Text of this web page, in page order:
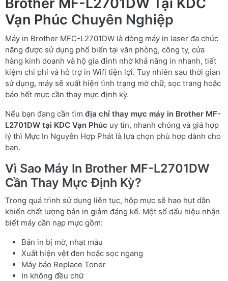
Vạn Phúc Chuyên Nghiệp
Máy in Brother MFC-L2701DW là dòng máy in laser đa chức
năng được sử dụng phổ biến tại văn phòng, công ty, cửa
hàng kinh doanh và hộ gia đình nhờ khả năng in nhanh, tiết
kiệm chi phí và hỗ trợ in Wifi tiện lợi. Tuy nhiên sau thời gian
sử dụng, máy sẽ xuất hiện tình trạng mờ chữ, sọc trang hoặc
báo hết mực cần thay mực định kỳ.
Nếu bạn đang cần tìm địa chỉ thay mực máy in Brother MF-
L2701DW tại KDC Vạn Phúc uy tín, nhanh chóng và giá hợp
lý thì Mực In Nguyễn Hợp Phát là lựa chọn phù hợp dành cho
bạn.
Vì Sao Máy In Brother MF-L2701DW
Cần Thay Mực Định Kỳ?
Trong quá trình sử dụng liên tục, hộp mực sẽ hao hụt dần
khiến chất lượng bản in giảm đáng kể. Một số dấu hiệu nhận
biết máy cần nạp mực gồm:
Bản in bị mờ, nhạt màu
Xuất hiện vệt đen hoặc sọc ngang
Máy báo Replace Toner
In không đều chữ